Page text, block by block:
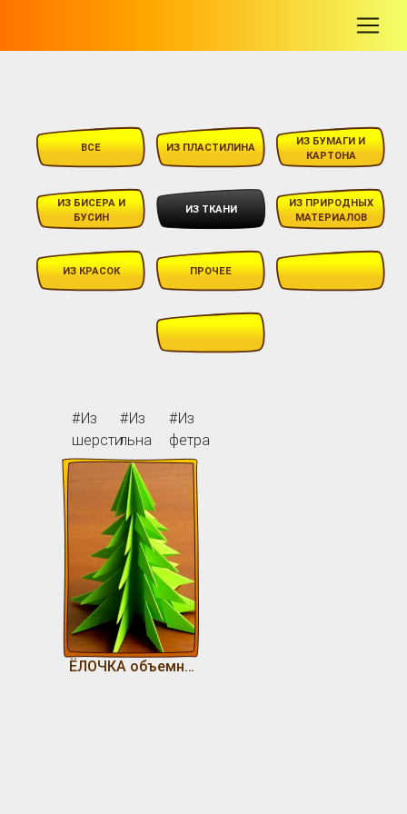
ВСЕ ИЗ ПЛАСТИЛИНА
ИЗ БУМАГИ И
КАРТОНА
ИЗ БИСЕРА И
БУСИН
ИЗ ТКАНИ
ИЗ ПРИРОДНЫХ
МАТЕРИАЛОВ
ИЗ КРАСОК ПРОЧЕЕ
#Из
шерсти
#Из
льна
#Из
фетра
ЁЛОЧКА объемная поделка